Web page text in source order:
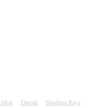
Jabar Daerah
Bandung Raya